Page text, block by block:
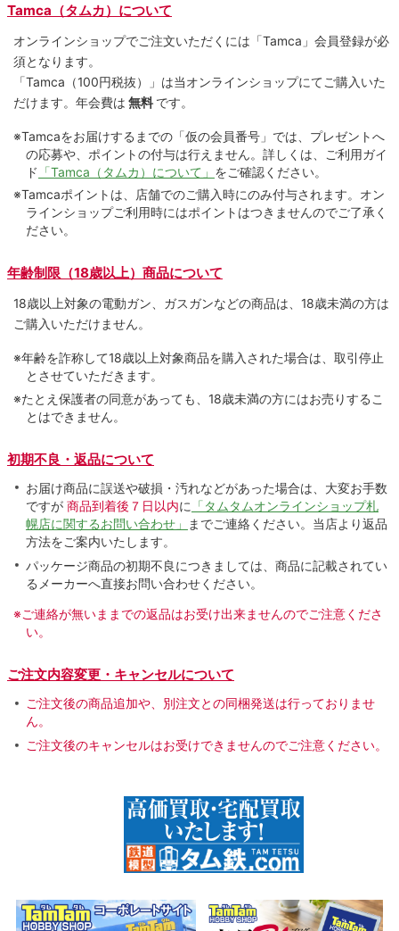
Tamca（タムカ）について
オンラインショップでご注⽂いただくには「Tamca」会員登録が必
須となります。
「Tamca （100円税抜）
」は当オンラインショップにてご購⼊いた
だけます。 年会費は 無料 です。
※Tamcaをお届けするまでの「仮の会員番号」では、プレゼントへ
の応募や、ポイントの付与は⾏えません。詳しくは、ご利⽤ガイ
ド 「Tamca（タムカ）について」 をご確認ください。
※Tamcaポイントは、店舗でのご購⼊時にのみ付与されます。オン
ラインショップご利用時にはポイントはつきませんのでご了承く
ださい。
年齢制限（18歳以上）商品について
18歳以上対象の電動ガン、ガスガンなどの商品は、18歳未満の方は
ご購入いただけません。
※年齢を詐称して18歳以上対象商品を購入された場合は、取引停止
とさせていただきます。
※たとえ保護者の同意があっても、18歳未満の方にはお売りするこ
とはできません。
初期不良・返品について
お届け商品に誤送や破損・汚れなどがあった場合は、大変お手数
ですが 商品到着後７日以内に 「タムタムオンラインショップ札
幌店に関するお問い合わせ」
までご連絡ください。当店より返品
方法をご案内いたします。
パッケージ商品の初期不良につきましては、商品に記載されてい
るメーカーへ直接お問い合わせください。
※ご連絡が無いままでの返品はお受け出来ませんのでご注意くださ
い。
ご注文内容変更・キャンセルについて
ご注文後の商品追加や、別注文との同梱発送は行っておりませ
ん。
ご注文後のキャンセルはお受けできませんのでご注意ください。